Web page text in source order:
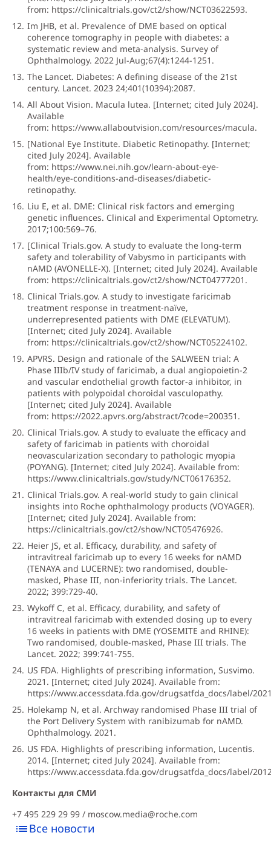
from: https://clinicaltrials.gov/ct2/show/NCT03622593.
Im JHB, et al. Prevalence of DME based on optical
coherence tomography in people with diabetes: a
systematic review and meta-analysis. Survey of
Ophthalmology. 2022 Jul-Aug;67(4):1244-1251.
The Lancet. Diabetes: A defining disease of the 21st
century. Lancet. 2023 24;401(10394):2087.
All About Vision. Macula lutea. [Internet; cited July 2024].
Available
from: https://www.allaboutvision.com/resources/macula.
[National Eye Institute. Diabetic Retinopathy. [Internet;
cited July 2024]. Available
from: https://www.nei.nih.gov/learn-about-eye-
health/eye-conditions-and-diseases/diabetic-
retinopathy.
Liu E, et al. DME: Clinical risk factors and emerging
genetic influences. Clinical and Experimental Optometry.
2017;100:569–76.
[Clinical Trials.gov. A study to evaluate the long-term
safety and tolerability of Vabysmo in participants with
nAMD (AVONELLE-X). [Internet; cited July 2024]. Available
from: https://clinicaltrials.gov/ct2/show/NCT04777201 .
Clinical Trials.gov. A study to investigate faricimab
treatment response in treatment-naïve,
underrepresented patients with DME (ELEVATUM).
[Internet; cited July 2024]. Available
from: https://clinicaltrials.gov/ct2/show/NCT05224102.
APVRS. Design and rationale of the SALWEEN trial: A
Phase IIIb/IV study of faricimab, a dual angiopoietin-2
and vascular endothelial growth factor-a inhibitor, in
patients with polypoidal choroidal vasculopathy.
[Internet; cited July 2024]. Available
from: https://2022.apvrs.org/abstract/?code=200351 .
Clinical Trials.gov. A study to evaluate the efficacy and
safety of faricimab in patients with choroidal
neovascularization secondary to pathologic myopia
(POYANG). [Internet; cited July 2024]. Available from:
https://www.clinicaltrials.gov/study/NCT06176352.
Clinical Trials.gov. A real-world study to gain clinical
insights into Roche ophthalmology products (VOYAGER).
[Internet; cited July 2024]. Available from:
https://clinicaltrials.gov/ct2/show/NCT05476926.
Heier JS, et al. Efficacy, durability, and safety of
intravitreal faricimab up to every 16 weeks for nAMD
(TENAYA and LUCERNE): two randomised, double-
masked, Phase III, non-inferiority trials. The Lancet.
2022; 399:729-40.
Wykoff C, et al. Efficacy, durability, and safety of
intravitreal faricimab with extended dosing up to every
16 weeks in patients with DME (YOSEMITE and RHINE):
Two randomised, double-masked, Phase III trials. The
Lancet. 2022; 399:741-755.
US FDA. Highlights of prescribing information, Susvimo.
2021. [Internet; cited July 2024]. Available from:
https://www.accessdata.fda.gov/drugsatfda_docs/label/
Holekamp N, et al. Archway randomised Phase III trial of
the Port Delivery System with ranibizumab for nAMD.
Ophthalmology. 2021.
US FDA. Highlights of prescribing information, Lucentis.
2014. [Internet; cited July 2024]. Available from:
https://www.accessdata.fda.gov/drugsatfda_docs/label/
Контакты для СМИ
+7 495 229 29 99 / moscow.media@roche.com
Все новости